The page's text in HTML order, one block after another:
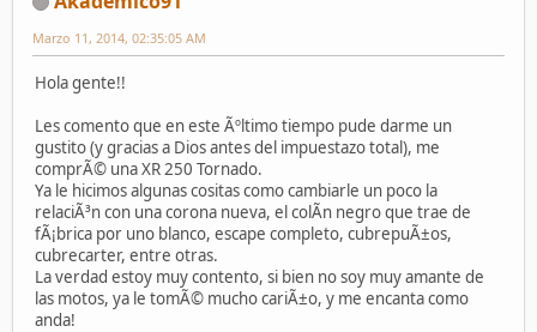
Marzo 11, 2014, 02:35:05 AM
Hola gente!!
Les comento que en este Ãºltimo tiempo pude darme un
gustito (y gracias a Dios antes del impuestazo total), me
comprÃ© una XR 250 Tornado.
Ya le hicimos algunas cositas como cambiarle un poco la
relaciÃ³n con una corona nueva, el colÃ­n negro que trae de
fÃ¡brica por uno blanco, escape completo, cubrepuÃ±os,
cubrecarter, entre otras.
La verdad estoy muy contento, si bien no soy muy amante de
las motos, ya le tomÃ© mucho cariÃ±o, y me encanta como
anda!